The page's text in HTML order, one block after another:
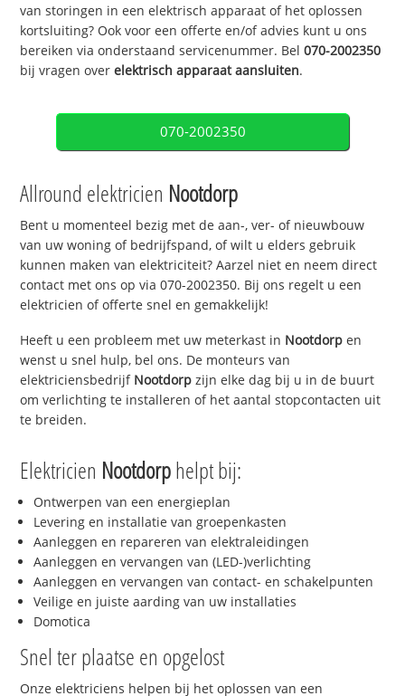
van storingen in een elektrisch apparaat of het oplossen
kortsluiting? Ook voor een offerte en/of advies kunt u ons
bereiken via onderstaand servicenummer. Bel070-2002350
bij vragen overelektrisch apparaat aansluiten.
070-2002350
Allround elektricien Nootdorp
Bent u momenteel bezig met de aan-, ver- of nieuwbouw
van uw woning of bedrijfspand, of wilt u elders gebruik
kunnen maken van elektriciteit? Aarzel niet en neem direct
contact met ons op via 070-2002350. Bij ons regelt u een
elektricien of offerte snel en gemakkelijk!
Heeft u een probleem met uw meterkast in Nootdorp en
wenst u snel hulp, bel ons. De monteurs van
elektriciensbedrijf Nootdorp zijn elke dag bij u in de buurt
om verlichting te installeren of het aantal stopcontacten uit
te breiden.
Elektricien Nootdorphelpt bij:
Ontwerpen van een energieplan
Levering en installatie van groepenkasten
Aanleggen en repareren van elektraleidingen
Aanleggen en vervangen van (LED-)verlichting
Aanleggen en vervangen van contact- en schakelpunten
Veilige en juiste aarding van uw installaties
Domotica
Snel ter plaatse en opgelost
Onze elektriciens helpen bij het oplossen van een